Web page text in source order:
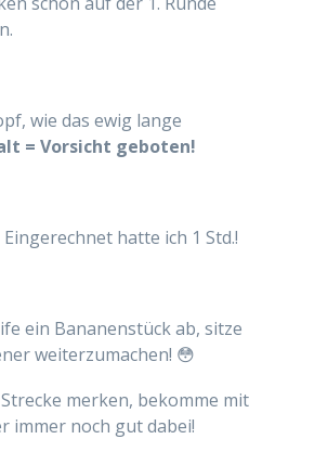
wie das ewig lange
= Vorsicht geboten!
hatte ich 1 Std.!
ein Bananenstück ab, sitze
weiterzumachen! 😳
merken, bekomme mit
immer noch gut dabei!